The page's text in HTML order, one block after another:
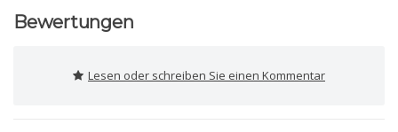
Bewertungen
Lesen oder schreiben Sie einen Kommentar